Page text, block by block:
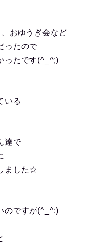
おゆうぎ会など
ったので
ったです(^_^;)
いる
達で
ました☆
のですが(^_^;)